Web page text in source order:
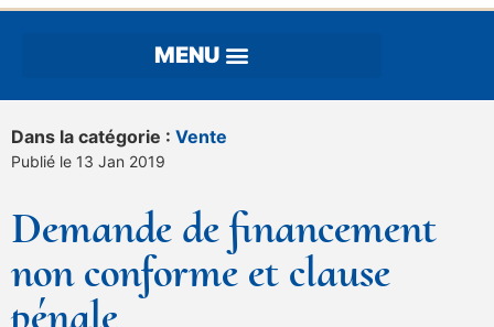
Dans la catégorie : Vente
Publié le 13 Jan 2019
Demande de financement
non conforme et clause
pénale